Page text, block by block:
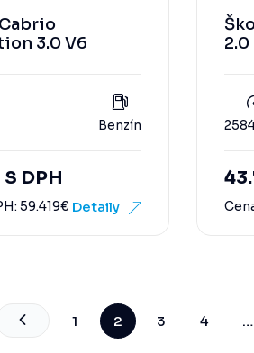
3.0 V6
Benzín
S DPH
59.419€ Detaily
2.0
1 2 3 4 …